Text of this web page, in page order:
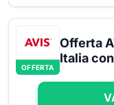
OFFERTA
Offerta
Italia